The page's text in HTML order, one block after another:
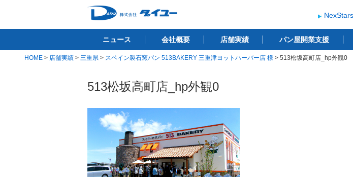
テ
株式会社ダイユー
1200件以上の開業サポート実績！！ ベーカリー開業支援
NexStars
ニュース 会社概要 店舗実績 パン屋開業支援
HOME > 店舗実績 > 三重県 > スペイン製石窯パン 513BAKERY 三重津ヨットハーバー店 様 > 513松坂高町店_hp外観0
513松坂高町店_hp外観0